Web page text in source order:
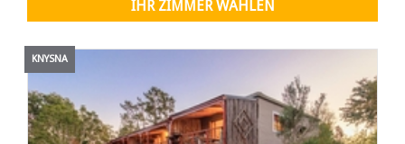
IHR ZIMMER WÄHLEN
KNYSNA